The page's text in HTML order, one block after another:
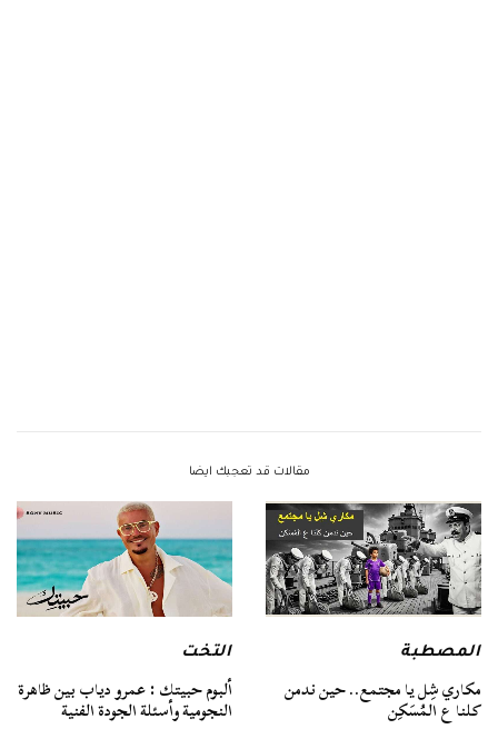
مقالات قد تعجبك ايضا
المصطبة
مكاري شِل يا مجتمع.. حين ندمن
كلنا ع المُسَكِن
التخت
ألبوم حبيتك : عمرو دياب بين ظاهرة
النجومية وأسئلة الجودة الفنية